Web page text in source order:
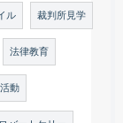
ル 裁判所見学
法律教育
動